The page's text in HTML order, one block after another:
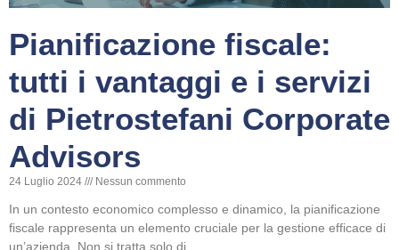
Pianificazione fiscale:
tutti i vantaggi e i servizi
di Pietrostefani Corporate
Advisors
24 Luglio 2024 Nessun commento
In un contesto economico complesso e dinamico, la pianificazione
fiscale rappresenta un elemento cruciale per la gestione efficace di
un’azienda. Non si tratta solo di